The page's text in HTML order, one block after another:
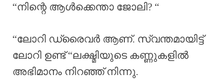
“നിന്റെ ആൾക്കെന്താ ജോലി? “
“ലോറി ഡ്രൈവർ ആണ്. സ്വന്തമായിട്ട്
ലോറി ഉണ്ട് “ലക്ഷ്മിയുടെ കണ്ണുകളിൽ
അഭിമാനം നിറഞ്ഞ് നിന്നു.